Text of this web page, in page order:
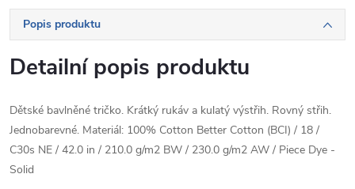
Popis produktu
Detailní popis produktu
Dětské bavlněné tričko. Krátký rukáv a kulatý výstřih. Rovný střih.
Jednobarevné. Materiál: 100% Cotton Better Cotton (BCI) / 18 /
C30s NE / 42.0 in / 210.0 g/m2 BW / 230.0 g/m2 AW / Piece Dye -
Solid